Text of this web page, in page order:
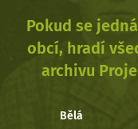
Pokud se
obcí, hradí
archivu
Bělá